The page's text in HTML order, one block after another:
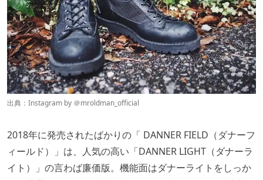
出典：Instagram by ＠mroldman_official
2018年に発売されたばかりの「 DANNER FIELD（ダナーフ
ィールド）」は、人気の高い「DANNER LIGHT（ダナーラ
イト）」の言わば廉価版。機能面はダナーライトをしっか